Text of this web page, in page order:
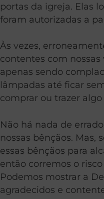
portas da igreja. Elas
foram autorizadas a
Às vezes,
contentes com
apenas sendo
lâmpadas até ficar
comprar ou trazer algo
Não há nada de
nossas bênçãos. Mas,
essas bênçãos para
então corremos o
Podemos mostrar a
agradecidos e